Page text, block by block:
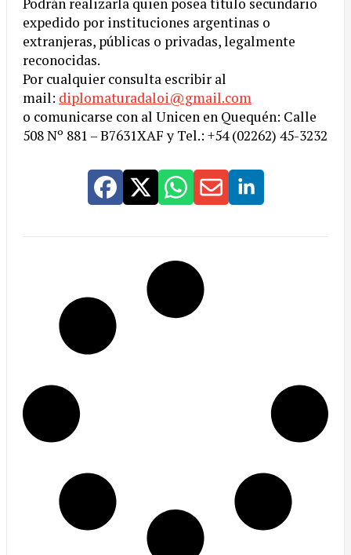
expedido por instituciones argentinas o
extranjeras, públicas o privadas, legalmente
reconocidas.
Por cualquier consulta escribir al
mail: diplomaturadaloi@gmail.com
o comunicarse con al Unicen en Quequén: Calle
508 Nº 881 – B7631XAF y Tel.: +54 (02262) 45-3232